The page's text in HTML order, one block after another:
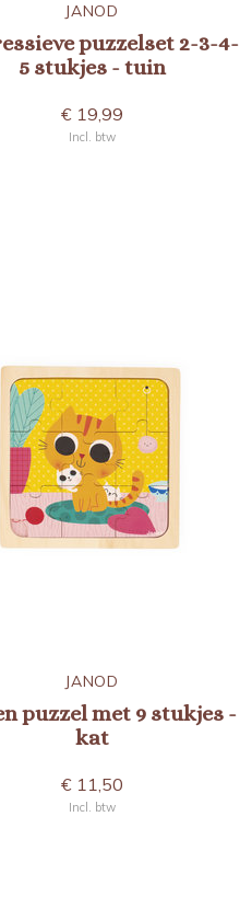
JANOD
puzzelset 2-3-4-
5 stukjes - tuin
€ 19,99
Incl. btw
JANOD
puzzel met 9 stukjes -
kat
€ 11,50
Incl. btw